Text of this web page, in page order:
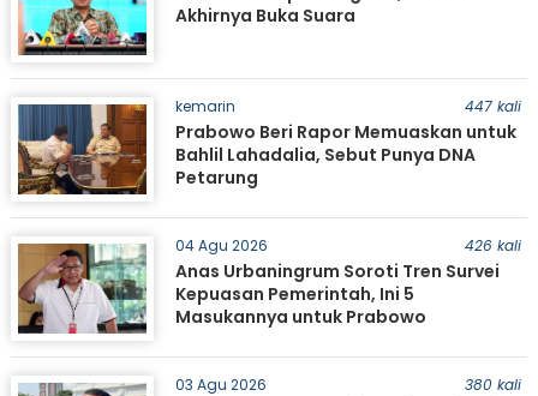
Akhirnya Buka Suara
kemarin 447 kali
Prabowo Beri Rapor Memuaskan untuk
Bahlil Lahadalia, Sebut Punya DNA
Petarung
04 Agu 2026 426 kali
Anas Urbaningrum Soroti Tren Survei
Kepuasan Pemerintah, Ini 5
Masukannya untuk Prabowo
03 Agu 2026 380 kali